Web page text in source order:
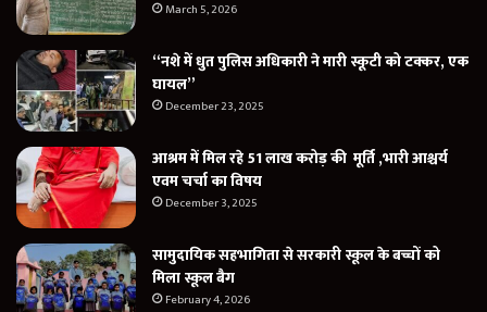
March 5, 2026
“नशे में धुत पुलिस अधिकारी ने मारी स्कूटी को टक्कर, एक
घायल”
December 23, 2025
आश्रम में मिल रहे 51 लाख करोड़ की मूर्ति ,भारी आश्चर्य
एवम चर्चा का विषय
December 3, 2025
सामुदायिक सहभागिता से सरकारी स्कूल के बच्चों को
मिला स्कूल बैग
February 4, 2026